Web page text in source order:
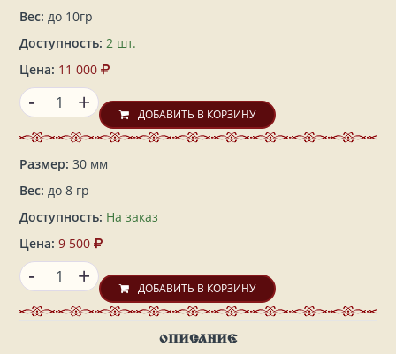
Вес: до 10гр
Доступность: 2 шт.
Цена: 11 000
+
- ДОБАВИТЬ В КОРЗИНУ
Размер: 30 мм
Вес: до 8 гр
Доступность: На заказ
Цена: 9 500
+
- ДОБАВИТЬ В КОРЗИНУ
ОПИСАНИЕ